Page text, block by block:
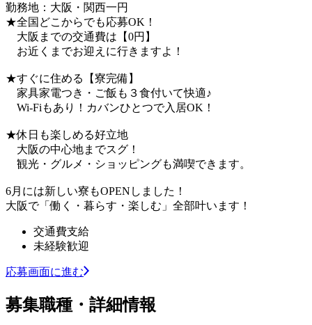
勤務地：大阪・関西一円
★全国どこからでも応募OK！
大阪までの交通費は【0円】
お近くまでお迎えに行きますよ！
★すぐに住める【寮完備】
家具家電つき・ご飯も３食付いて快適♪
Wi-Fiもあり！カバンひとつで入居OK！
★休日も楽しめる好立地
大阪の中心地までスグ！
観光・グルメ・ショッピングも満喫できます。
6月には新しい寮もOPENしました！
大阪で「働く・暮らす・楽しむ」全部叶います！
交通費支給
未経験歓迎
応募画面に進む
募集職種・詳細情報